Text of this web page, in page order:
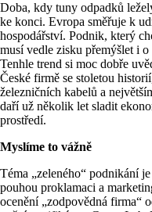
Doba, kdy tuny odpadků
ke konci. Evropa směřuje k
hospodářství. Podnik, který
musí vedle zisku přemýšlet i
Tenhle trend si moc dobře
České firmě se stoletou
železničních kabelů a
daří už několik let sladit
prostředí.
Myslíme to vážně
Téma „zeleného“ podnikání
pouhou proklamaci a
ocenění „zodpovědná firma“